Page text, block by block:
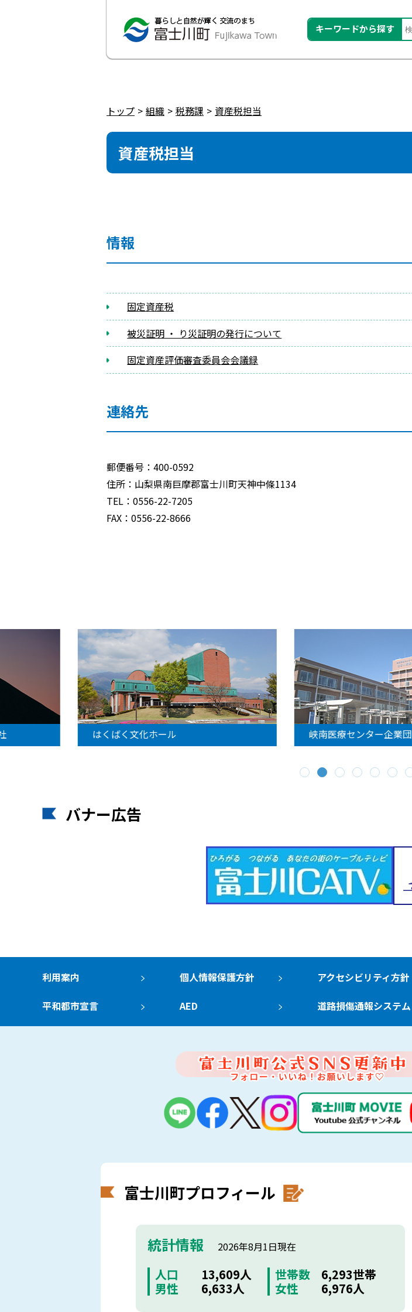
キーワードから探す
トップ 組織 税務課 資産税担当
資産税担当
情報
固定資産税
被災証明 ・ り災証明の発行について
固定資産評価審査委員会会議録
連絡先
郵便番号：400-0592
住所：山梨県南巨摩郡富士川町天神中條1134
TEL：0556-22-7205
FAX：0556-22-8666
はくばく文化ホール 峡南医療センター企業団
バナー広告
利用案内 個人情報保護方針 アクセシビリティ方針
平和都市宣言 AED 道路損傷通報システム
富士川町プロフィール
統計情報 2026年8月1日現在
人口 13,609人 世帯数
6,293世帯
男性
6,633人 女性 6,976人